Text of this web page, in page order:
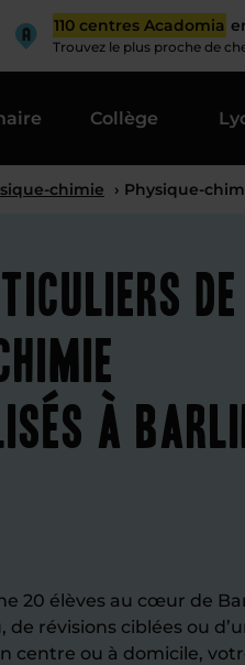
110 centres Acadomia
Trouvez le plus proche de
Collège
chimie › Physique-
de
à
20 élèves au cœur de
de révisions ciblées ou
centre ou à domicile,